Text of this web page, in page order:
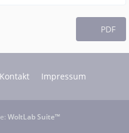
PDF
Kontakt Impressum
WoltLab Suite™